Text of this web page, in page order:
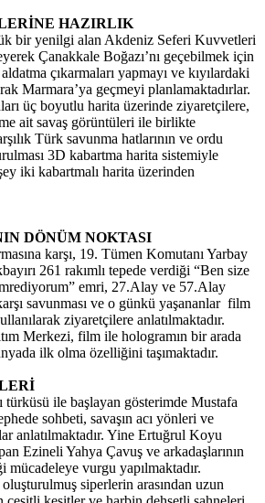
HAZIRLIK
bir yenilgi alan Akdeniz Seferi Kuvvetleri
Çanakkale Boğazı’nı geçebilmek için
çıkarmaları yapmayı ve kıyılardaki
Marmara’ya geçmeyi planlamaktadırlar.
üç boyutlu harita üzerinde ziyaretçilere,
ait savaş görüntüleri ile birlikte
Türk savunma hatlarının ve ordu
3D kabartma harita sistemiyle
iki kabartmalı harita üzerinden
DÖNÜM NOKTASI
karşı, 19. Tümen Komutanı Yarbay
261 rakımlı tepede verdiği “Ben size
emri, 27.Alay ve 57.Alay
savunması ve o günkü yaşananlar film
ziyaretçilere anlatılmaktadır.
Merkezi, film ile hologramın bir arada
ilk olma özelliğini taşımaktadır.
türküsü ile başlayan gösterimde Mustafa
sohbeti, savaşın acı yönleri ve
anlatılmaktadır. Yine Ertuğrul Koyu
Ezineli Yahya Çavuş ve arkadaşlarının
mücadeleye vurgu yapılmaktadır.
siperlerin arasından uzun